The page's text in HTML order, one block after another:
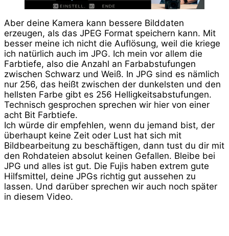
Aber deine Kamera kann bessere Bilddaten
erzeugen, als das JPEG Format speichern kann. Mit
besser meine ich nicht die Auflösung, weil die kriege
ich natürlich auch im JPG. Ich mein vor allem die
Farbtiefe, also die Anzahl an Farbabstufungen
zwischen Schwarz und Weiß. In JPG sind es nämlich
nur 256, das heißt zwischen der dunkelsten und den
hellsten Farbe gibt es 256 Helligkeitsabstufungen.
Technisch gesprochen sprechen wir hier von einer
acht Bit Farbtiefe.
Ich würde dir empfehlen, wenn du jemand bist, der
überhaupt keine Zeit oder Lust hat sich mit
Bildbearbeitung zu beschäftigen, dann tust du dir mit
den Rohdateien absolut keinen Gefallen. Bleibe bei
JPG und alles ist gut. Die Fujis haben extrem gute
Hilfsmittel, deine JPGs richtig gut aussehen zu
lassen. Und darüber sprechen wir auch noch später
in diesem Video.